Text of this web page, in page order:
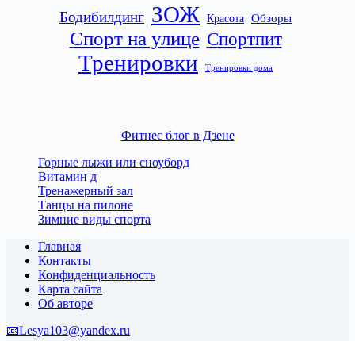
Бодибилдинг ЗОЖ Красота Обзоры
Спорт на улице Спортпит
Тренировки Тренировки дома
Фитнес блог в Дзене
Горные лыжи или сноуборд
Витамин д
Тренажерный зал
Танцы на пилоне
Зимние виды спорта
Главная
Контакты
Конфиденциальность
Карта сайта
Об авторе
📧Lesya103@yandex.ru